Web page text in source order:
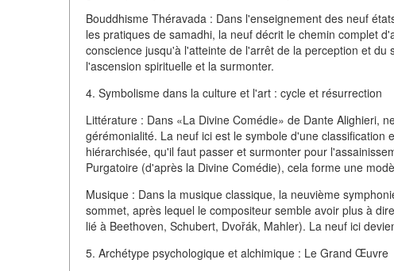
Bouddhisme Théravada : Dans l'enseignement des neuf
les pratiques de samadhi, la neuf décrit le chemin complet
conscience jusqu'à l'atteinte de l'arrêt de la perception et
l'ascension spirituelle et la surmonter.
4. Symbolisme dans la culture et l'art : cycle et résurrection
Littérature : Dans «La Divine Comédie» de Dante Alighieri,
gérémonialité. La neuf ici est le symbole d'une
hiérarchisée, qu'il faut passer et surmonter pour
Purgatoire (d'après la Divine Comédie), cela forme une
Musique : Dans la musique classique, la neuvième
sommet, après lequel le compositeur semble avoir plus à
lié à Beethoven, Schubert, Dvořák, Mahler). La neuf ici
5. Archétype psychologique et alchimique : Le Grand Œuvre